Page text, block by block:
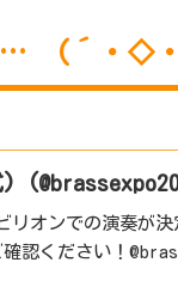
ね… (´・◇
)
リオンでの演奏が
認ください！